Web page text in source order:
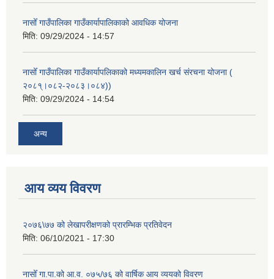
नासोँ गाउँपालिका गाउँकार्यापालिकाको आवधिक योजना
मिति: 09/29/2024 - 14:57
नासोँ गाउँपालिका गाउँकार्यापलिकाको मध्यमकालिन खर्च संरचना योजना (
२०८१्।०८२-२०८३।०८४))
मिति: 09/29/2024 - 14:54
अन्य
आय व्यय विवरण
२०७६\७७ को लेखापरीक्षणको प्रारम्भिक प्रतिवेदन
मिति: 06/10/2021 - 17:30
नासोँ गा.पा.को आ.व. ०७५/७६ को वार्षिक आय व्ययको विवरण